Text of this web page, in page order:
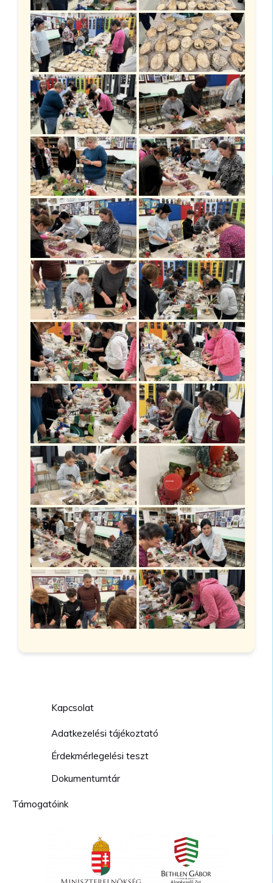
Kapcsolat
Adatkezelési tájékoztató
Érdekmérlegelési teszt
Dokumentumtár
Támogatóink